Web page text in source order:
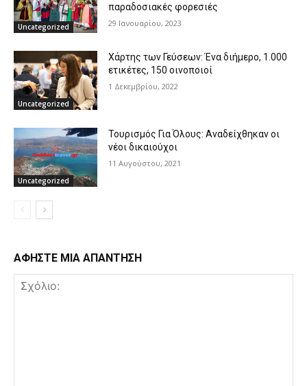
Uncategorized
παραδοσιακές φορεσιές
29 Ιανουαρίου, 2023
Uncategorized
Χάρτης των Γεύσεων: Ένα διήμερο, 1.000
ετικέτες, 150 οινοποιοί
1 Δεκεμβρίου, 2022
Uncategorized
Τουρισμός Για Όλους: Αναδείχθηκαν οι
νέοι δικαιούχοι
11 Αυγούστου, 2021
ΑΦΗΣΤΕ ΜΙΑ ΑΠΑΝΤΗΣΗ